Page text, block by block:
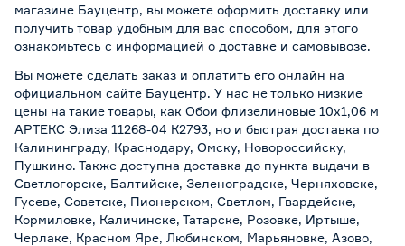
магазине Бауцентр, вы можете оформить доставку или
получить товар удобным для вас способом, для этого
ознакомьтесь с информацией о доставке и самовывозе.
Вы можете сделать заказ и оплатить его онлайн на
официальном сайте Бауцентр. У нас не только низкие
цены на такие товары, как Обои флизелиновые 10х1,06 м
АРТЕКС Элиза 11268-04 К2793, но и быстрая доставка по
Калининграду, Краснодару, Омску, Новороссийску,
Пушкино. Также доступна доставка до пункта выдачи в
Светлогорске, Балтийске, Зеленоградске, Черняховске,
Гусеве, Советске, Пионерском, Светлом, Гвардейске,
Кормиловке, Каличинске, Татарске, Розовке, Иртыше,
Черлаке, Красном Яре, Любинском, Марьяновке, Азово,